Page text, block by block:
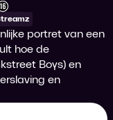
portret van een
hoe de
Boys) en
en